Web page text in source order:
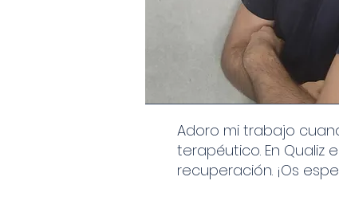
Adoro mi trabajo
terapéutico. En
recuperación. ¡Os